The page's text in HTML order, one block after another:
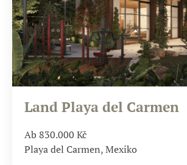
Land Playa del Carmen
Ab 830.000 Kč
Playa del Carmen, Mexiko